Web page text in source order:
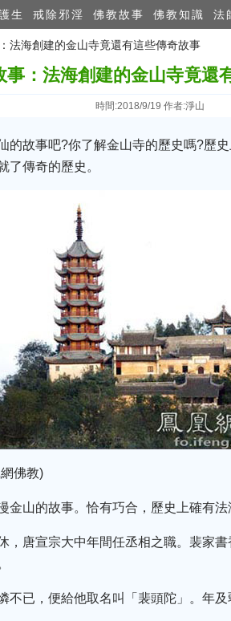
生 戒除邪淫 佛教故事 佛教知識 法
法海創建的金山寺竟還有這些傳奇故事
事：法海創建的金山寺竟還
時間:2018/9/19 作者:淨山
的故事吧?你了解金山寺的歷史嗎?歷
了傳奇的歷史。
佛教)
金山的故事。恰有巧合，歷史上確有法
，唐宣宗大中年間任丞相之職。裴家
不已，便給他取名叫「裴頭陀」。年及